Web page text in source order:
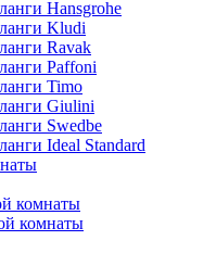
Hansgrohe
Kludi
Ravak
Paffoni
Timo
Giulini
Swedbe
Ideal Standard
комнаты
комнаты